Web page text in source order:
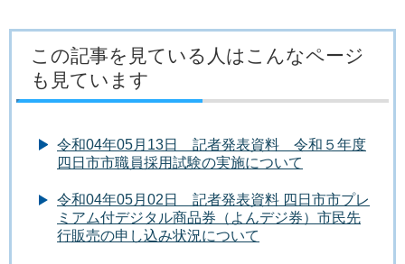
この記事を見ている人はこんなページ
も見ています
令和04年05月13日 記者発表資料 令和５年度
四日市市職員採用試験の実施について
令和04年05月02日 記者発表資料 四日市市プレ
ミアム付デジタル商品券（よんデジ券）市民先
行販売の申し込み状況について